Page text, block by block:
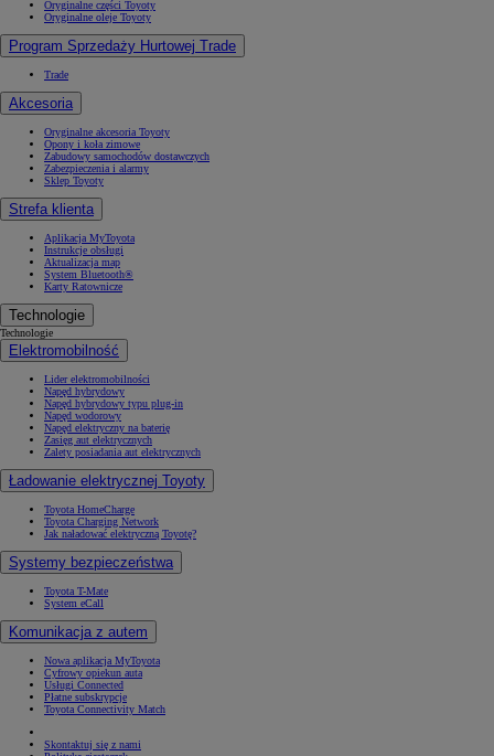
Oryginalne części Toyoty
Oryginalne oleje Toyoty
Program Sprzedaży Hurtowej Trade
Trade
Akcesoria
Oryginalne akcesoria Toyoty
Opony i koła zimowe
Zabudowy samochodów dostawczych
Zabezpieczenia i alarmy
Sklep Toyoty
Strefa klienta
Aplikacja MyToyota
Instrukcje obsługi
Aktualizacja map
System Bluetooth®
Karty Ratownicze
Technologie
Technologie
Elektromobilność
Lider elektromobilności
Napęd hybrydowy
Napęd hybrydowy typu plug-in
Napęd wodorowy
Napęd elektryczny na baterię
Zasięg aut elektrycznych
Zalety posiadania aut elektrycznych
Ładowanie elektrycznej Toyoty
Toyota HomeCharge
Toyota Charging Network
Jak naładować elektryczną Toyotę?
Systemy bezpieczeństwa
Toyota T-Mate
System eCall
Komunikacja z autem
Nowa aplikacja MyToyota
Cyfrowy opiekun auta
Usługi Connected
Płatne subskrypcje
Toyota Connectivity Match
Skontaktuj się z nami